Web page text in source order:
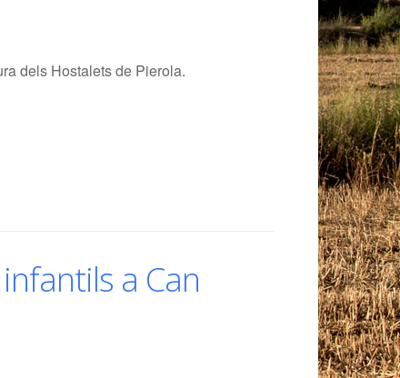
dels Hostalets de Pierola.
a Can